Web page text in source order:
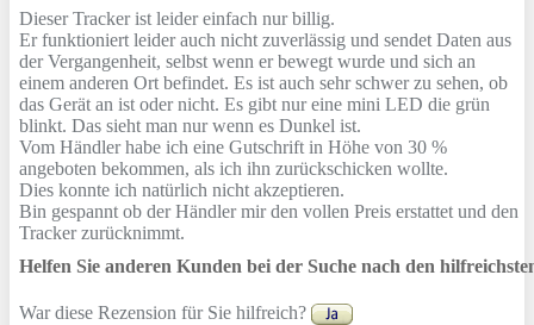
Dieser Tracker ist leider einfach nur billig.
Er funktioniert leider auch nicht zuverlässig und sendet Daten aus
der Vergangenheit, selbst wenn er bewegt wurde und sich an
einem anderen Ort befindet. Es ist auch sehr schwer zu sehen, ob
das Gerät an ist oder nicht. Es gibt nur eine mini LED die grün
blinkt. Das sieht man nur wenn es Dunkel ist.
Vom Händler habe ich eine Gutschrift in Höhe von 30 %
angeboten bekommen, als ich ihn zurückschicken wollte.
Dies konnte ich natürlich nicht akzeptieren.
Bin gespannt ob der Händler mir den vollen Preis erstattet und den
Tracker zurücknimmt.
Helfen Sie anderen Kunden bei der Suche nach den
War diese Rezension für Sie hilfreich?